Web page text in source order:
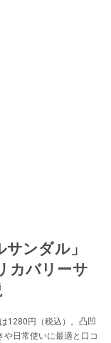
ンダル」
カバリーサ
1280円（税込）。凸凹
日常使いに最適と口コ